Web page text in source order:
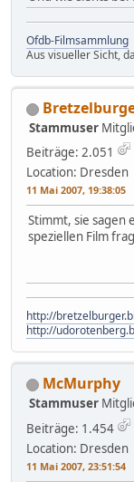
Ofdb-Filmsammlung
Aus visueller Sicht,
Stammuser
Beiträge: 2.051
Location: Dresden
11 Mai 2007, 19:38:05
Stimmt, sie sagen
speziellen Film
http://
http://
McMurphy
Stammuser
Beiträge: 1.454
Location: Dresden
11 Mai 2007, 23:51:54